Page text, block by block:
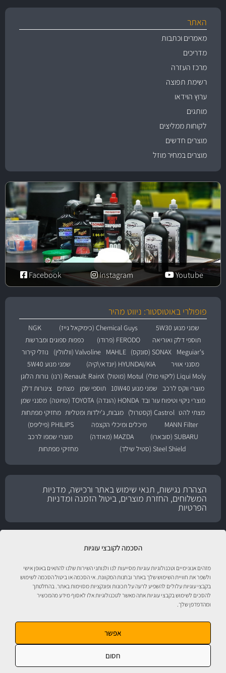
הסכמה לקובצי עוגיות
מזהים אנונימיים וטכנולוגיות עוגיות מסייעות לנו ולנותני השירות שלנו להתאים באופן אישי
ולשפר את חוויית השימוש שלך באתר ובחנות המקוונת. אי הסכמה או ביטול הסכמה לשימוש
בקבצי עוגיות עלולים להשפיע לרעה על תכונות ופונקציות מסוימות באתר. בהחלטתך
להסכים לשימוש בקבצי עוגיות אתה מאשר לטכנולוגיות אלו לאסוף מידע מהמכשיר
ומהדפדפן שלך.
אפשר
חסום
האתר
מאמרים וכתבות
מדריכים
מרכז העזרה
רשימת תפוצה
ערוץ הוידאו
מותגים
לקוחות ממליצים
מוצרים חדשים
מוצרים במחיר מוזל
Youtube
Instagram
Facebook
פופולרי באוטוסטור: ניווט מהיר
שמני מנוע 5W30 Chemical Guys (כימיקאל גייז)
NGK
תוספי דלק ואוריאה
FERODO (פרודו)
כפפות ספוגים ומברשות
Meguiar's
SONAX (סונקס) MAHLE Valvoline (וולוולין)
נוזלי קירור
מסנני אוויר
HYUNDAI/KIA (יונדאי\קיה)
שמני מנוע 5W40
Liqui Moly (ליקווי מולי)
Motul (מוטול) RainX Renault (רנו)
נורות הלוגן
מוצרי ווקס לרכב
שמני מנוע 10W40 תוספי שמן מצתים
צינורות דלק
מוצרי ניקוי וטיפוח עור ובד HONDA (הונדה) TOYOTA (טויוטה)
מסנני שמן
מצתי להט Castrol (קסטרול) מגבות, ג'ילדות ומטליות מחזיקי מפתחות
MANN Filter
מיכלים ומיכלי הקצפה
PHILIPS (פיליפס)
SUBARU (סובארו)
MAZDA (מאזדה)
מוצרי שמפו לרכב
Steel Shield (סטיל שילד)
מחזיקי מפתחות
הצהרת נגישות, תנאי שימוש באתר ורכישה, מדניות
המשלוחים, החזרת מוצרים, ביטול הזמנה ומדניות
הפרטיות
אוטוסטור - ספורט מוטורי, חלקי חילוף, אביזרים, שמנים, נוזלים, חומרי עבודה ומוצרי